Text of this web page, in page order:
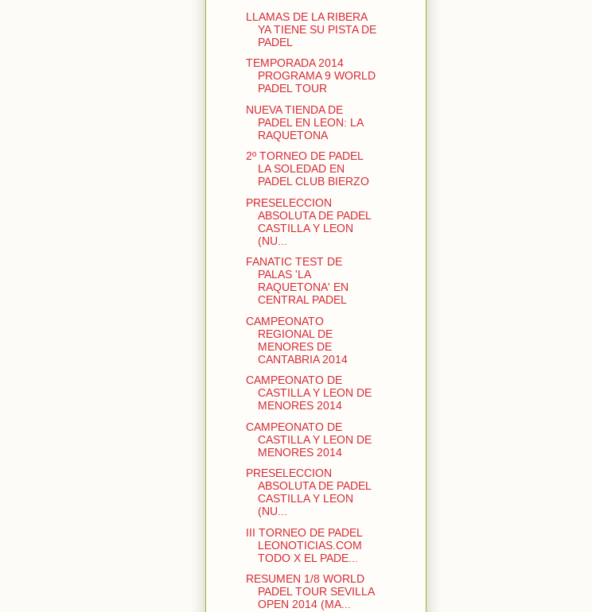
LLAMAS DE LA RIBERA
YA TIENE SU PISTA DE
PADEL
TEMPORADA 2014
PROGRAMA 9 WORLD
PADEL TOUR
NUEVA TIENDA DE
PADEL EN LEON: LA
RAQUETONA
2º TORNEO DE PADEL
LA SOLEDAD EN
PADEL CLUB BIERZO
PRESELECCION
ABSOLUTA DE PADEL
CASTILLA Y LEON
(NU...
FANATIC TEST DE
PALAS 'LA
RAQUETONA' EN
CENTRAL PADEL
CAMPEONATO
REGIONAL DE
MENORES DE
CANTABRIA 2014
CAMPEONATO DE
CASTILLA Y LEON DE
MENORES 2014
CAMPEONATO DE
CASTILLA Y LEON DE
MENORES 2014
PRESELECCION
ABSOLUTA DE PADEL
CASTILLA Y LEON
(NU...
III TORNEO DE PADEL
LEONOTICIAS.COM
TODO X EL PADE...
RESUMEN 1/8 WORLD
PADEL TOUR SEVILLA
OPEN 2014 (MA...